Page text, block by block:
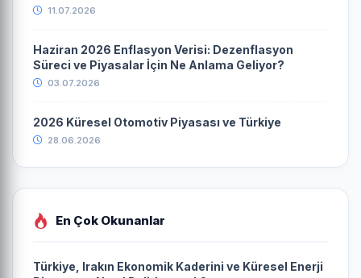
11.07.2026
Haziran 2026 Enflasyon Verisi: Dezenflasyon
Süreci ve Piyasalar İçin Ne Anlama Geliyor?
03.07.2026
2026 Küresel Otomotiv Piyasası ve Türkiye
28.06.2026
En Çok Okunanlar
Türkiye, Irakın Ekonomik Kaderini ve Küresel Enerji